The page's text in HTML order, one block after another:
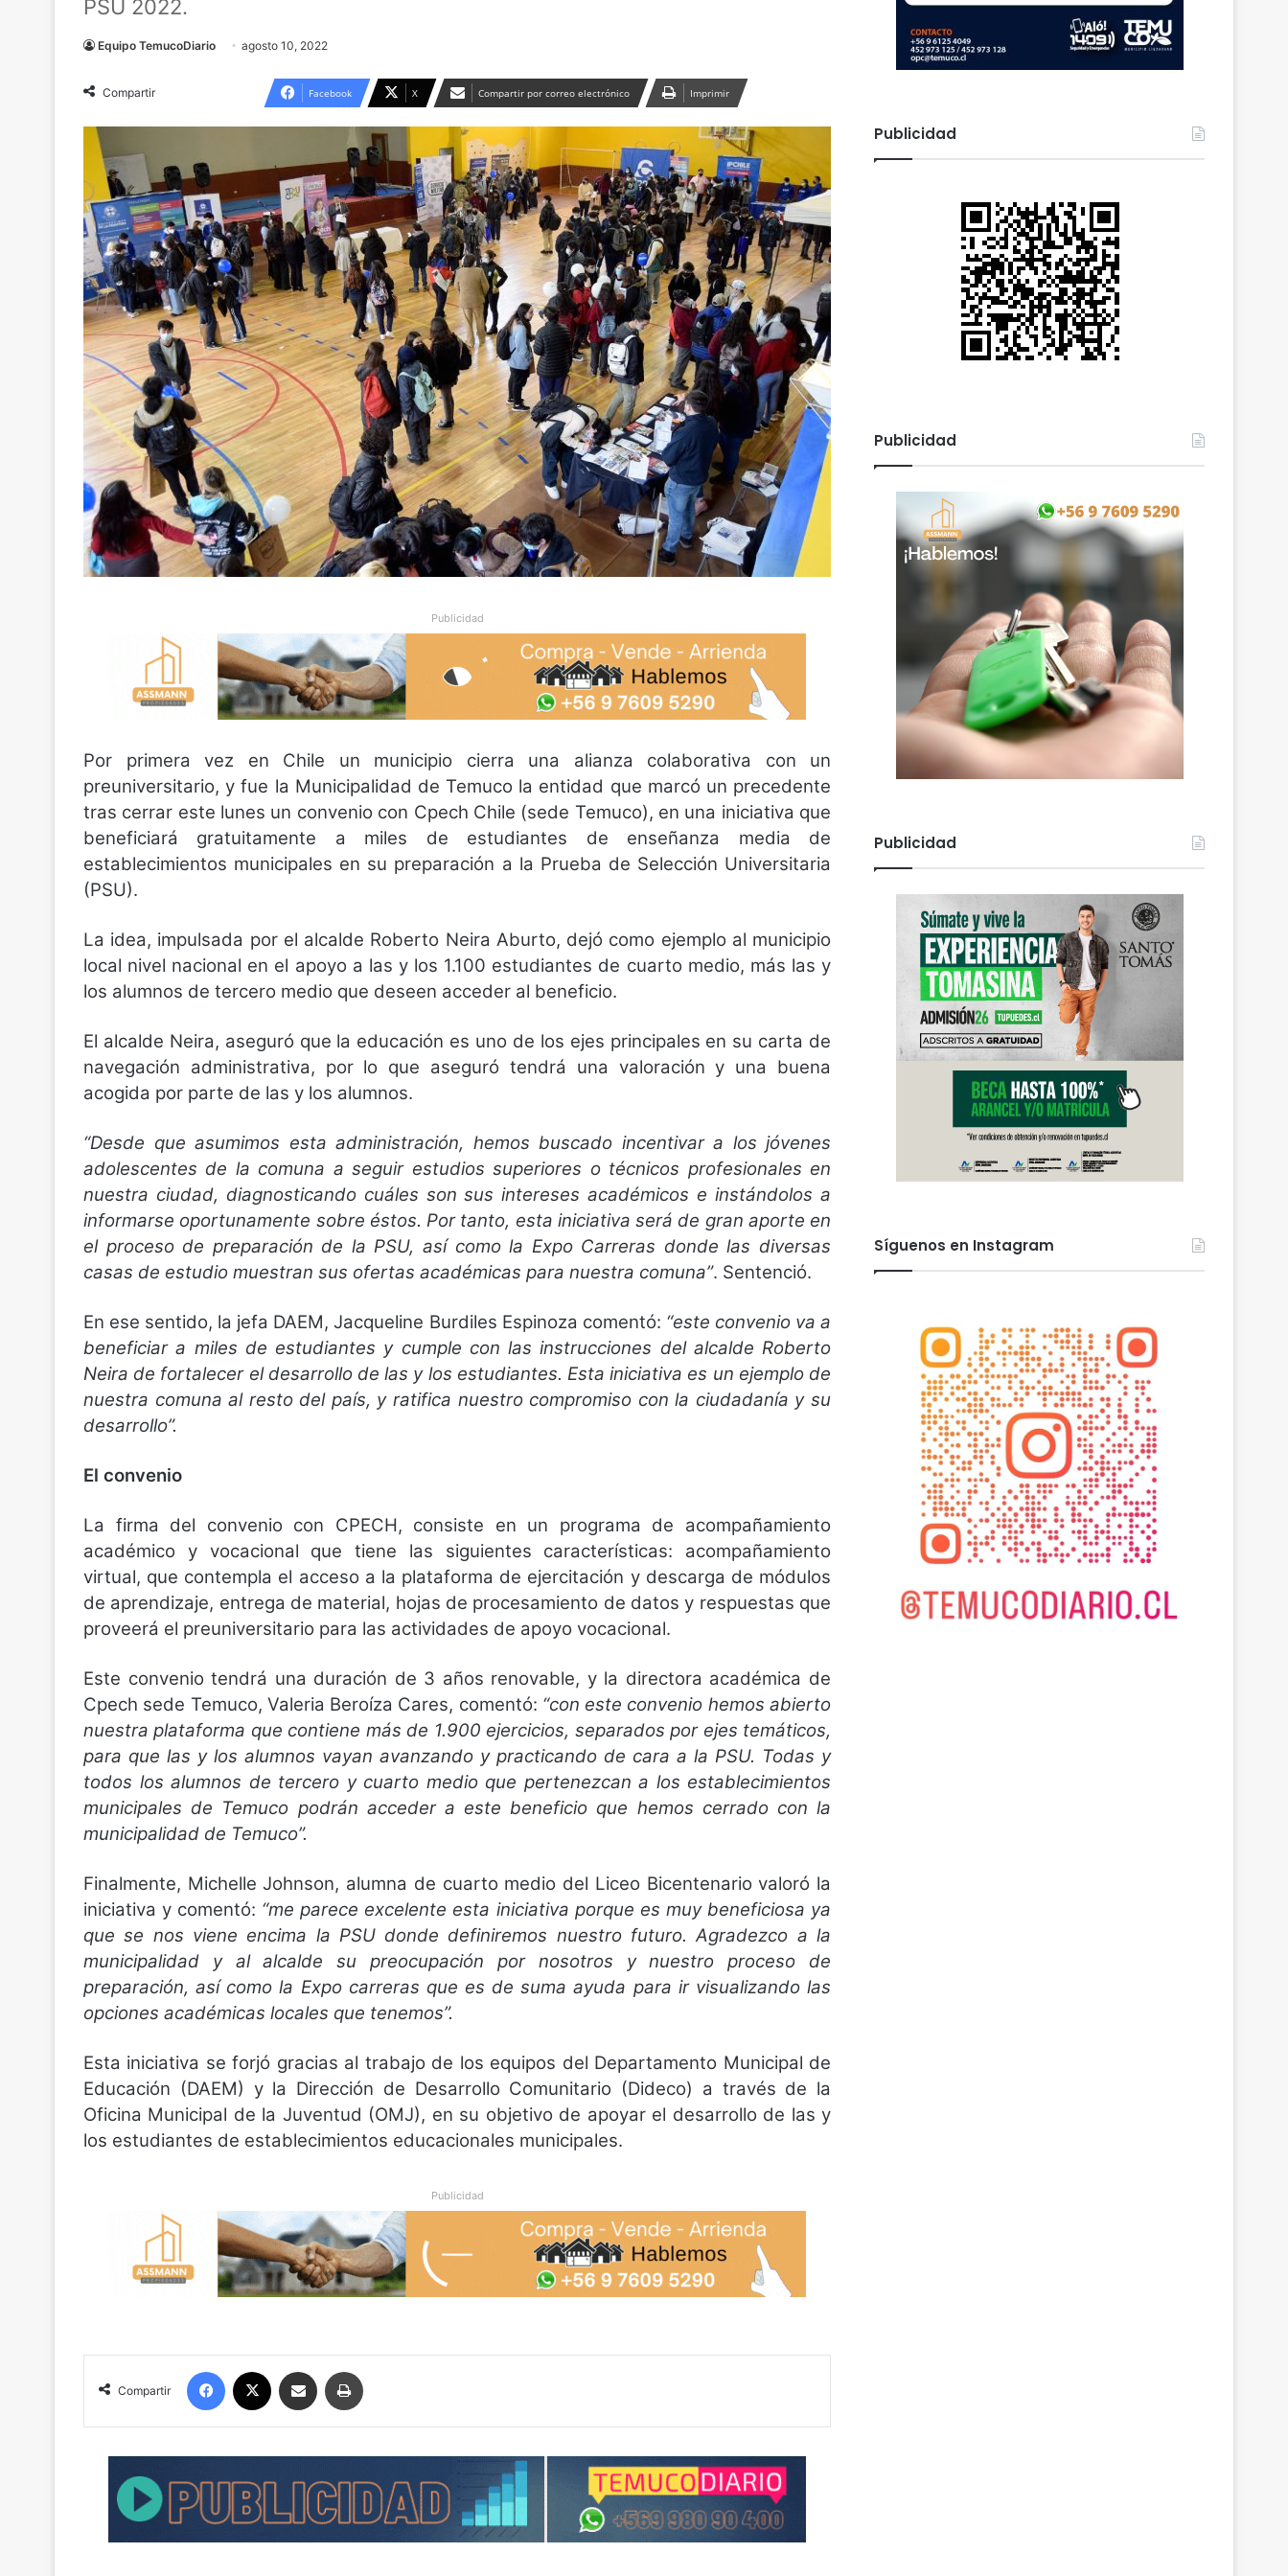
PSU 2022.
Equipo TemucoDiario agosto 10, 2022
Compartir Facebook X Compartir por correo electrónico Imprimir
Publicidad
Por primera vez en Chile un municipio cierra una alianza colaborativa con un
preuniversitario, y fue la Municipalidad de Temuco la entidad que marcó un precedente
tras cerrar este lunes un convenio con Cpech Chile (sede Temuco), en una iniciativa que
beneficiará gratuitamente a miles de estudiantes de enseñanza media de
establecimientos municipales en su preparación a la Prueba de Selección Universitaria
(PSU).
La idea, impulsada por el alcalde Roberto Neira Aburto, dejó como ejemplo al municipio
local nivel nacional en el apoyo a las y los 1.100 estudiantes de cuarto medio, más las y
los alumnos de tercero medio que deseen acceder al beneficio.
El alcalde Neira, aseguró que la educación es uno de los ejes principales en su carta de
navegación administrativa, por lo que aseguró tendrá una valoración y una buena
acogida por parte de las y los alumnos.
“Desde que asumimos esta administración, hemos buscado incentivar a los jóvenes
adolescentes de la comuna a seguir estudios superiores o técnicos profesionales en
nuestra ciudad, diagnosticando cuáles son sus intereses académicos e instándolos a
informarse oportunamente sobre éstos. Por tanto, esta iniciativa será de gran aporte en
el proceso de preparación de la PSU, así como la Expo Carreras donde las diversas
casas de estudio muestran sus ofertas académicas para nuestra comuna”. Sentenció.
En ese sentido, la jefa DAEM, Jacqueline Burdiles Espinoza comentó: “este convenio va a
beneficiar a miles de estudiantes y cumple con las instrucciones del alcalde Roberto
Neira de fortalecer el desarrollo de las y los estudiantes. Esta iniciativa es un ejemplo de
nuestra comuna al resto del país, y ratifica nuestro compromiso con la ciudadanía y su
desarrollo”.
El convenio
La firma del convenio con CPECH, consiste en un programa de acompañamiento
académico y vocacional que tiene las siguientes características: acompañamiento
virtual, que contempla el acceso a la plataforma de ejercitación y descarga de módulos
de aprendizaje, entrega de material, hojas de procesamiento de datos y respuestas que
proveerá el preuniversitario para las actividades de apoyo vocacional.
Este convenio tendrá una duración de 3 años renovable, y la directora académica de
Cpech sede Temuco, Valeria Beroíza Cares, comentó: “con este convenio hemos abierto
nuestra plataforma que contiene más de 1.900 ejercicios, separados por ejes temáticos,
para que las y los alumnos vayan avanzando y practicando de cara a la PSU. Todas y
todos los alumnos de tercero y cuarto medio que pertenezcan a los establecimientos
municipales de Temuco podrán acceder a este beneficio que hemos cerrado con la
municipalidad de Temuco”.
Finalmente, Michelle Johnson, alumna de cuarto medio del Liceo Bicentenario valoró la
iniciativa y comentó: “me parece excelente esta iniciativa porque es muy beneficiosa ya
que se nos viene encima la PSU donde definiremos nuestro futuro. Agradezco a la
municipalidad y al alcalde su preocupación por nosotros y nuestro proceso de
preparación, así como la Expo carreras que es de suma ayuda para ir visualizando las
opciones académicas locales que tenemos”.
Esta iniciativa se forjó gracias al trabajo de los equipos del Departamento Municipal de
Educación (DAEM) y la Dirección de Desarrollo Comunitario (Dideco) a través de la
Oficina Municipal de la Juventud (OMJ), en su objetivo de apoyar el desarrollo de las y
los estudiantes de establecimientos educacionales municipales.
Publicidad
Compartir
Publicidad
Publicidad
Publicidad
Síguenos en Instagram